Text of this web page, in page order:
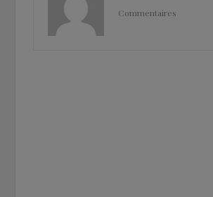
Commentaires